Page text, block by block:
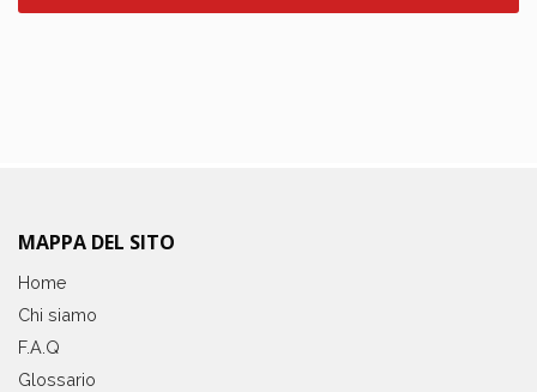
MAPPA DEL SITO
Home
Chi siamo
F.A.Q
Glossario